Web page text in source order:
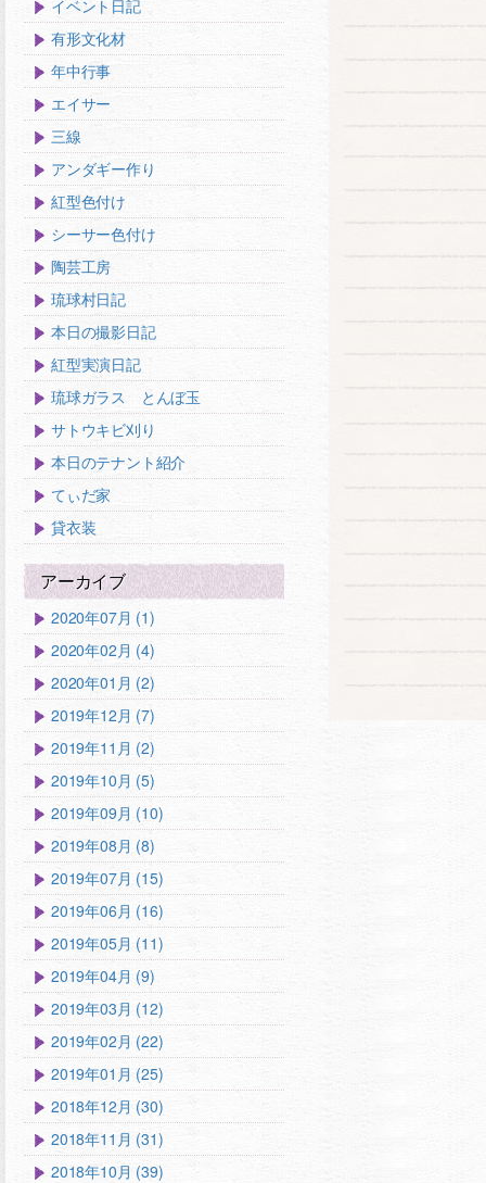
イベント日記
有形文化材
年中行事
エイサー
三線
アンダギー作り
紅型色付け
シーサー色付け
陶芸工房
琉球村日記
本日の撮影日記
紅型実演日記
琉球ガラス とんぼ玉
サトウキビ刈り
本日のテナント紹介
てぃだ家
貸衣装
アーカイブ
2020年07月 (1)
2020年02月 (4)
2020年01月 (2)
2019年12月 (7)
2019年11月 (2)
2019年10月 (5)
2019年09月 (10)
2019年08月 (8)
2019年07月 (15)
2019年06月 (16)
2019年05月 (11)
2019年04月 (9)
2019年03月 (12)
2019年02月 (22)
2019年01月 (25)
2018年12月 (30)
2018年11月 (31)
2018年10月 (39)